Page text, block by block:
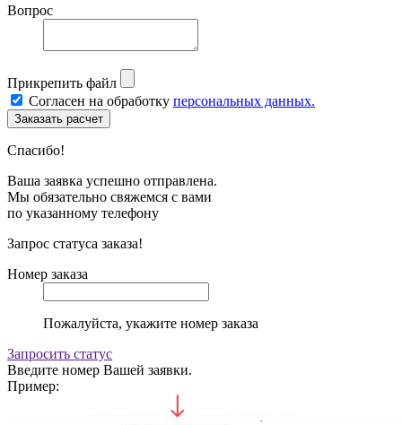
Вопрос
Прикрепить файл
Согласен на обработку персональных данных.
Спасибо!
Ваша заявка успешно отправлена.
Мы обязательно свяжемся с вами
по указанному телефону
Запрос статуса заказа!
Номер заказа
Пожалуйста, укажите номер заказа
Запросить статус
Введите номер Вашей заявки.
Пример: